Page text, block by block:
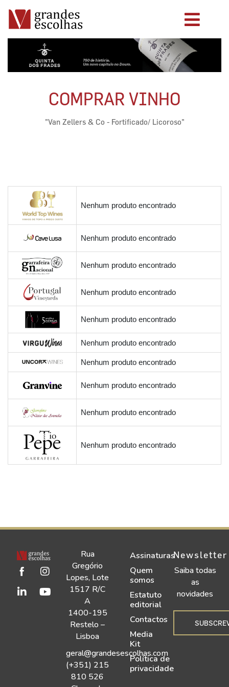
COMPRAR VINHO
"Van Zellers & Co - Fortificado/ Licoroso"
Nenhum produto encontrado
Nenhum produto encontrado
Nenhum produto encontrado
Nenhum produto encontrado
Nenhum produto encontrado
Nenhum produto encontrado
Nenhum produto encontrado
Nenhum produto encontrado
Nenhum produto encontrado
Nenhum produto encontrado
Rua
Gregório
Lopes, Lote
1517 R/C
A
1400-195
Restelo –
Lisboa
geral@grandesescolhas.com
(+351) 215
810 526
Assinaturas
Quem
somos
Estatuto
editorial
Contactos
Media
Kit
Política de
privacidade
Newsletter
Saiba todas
as
novidades